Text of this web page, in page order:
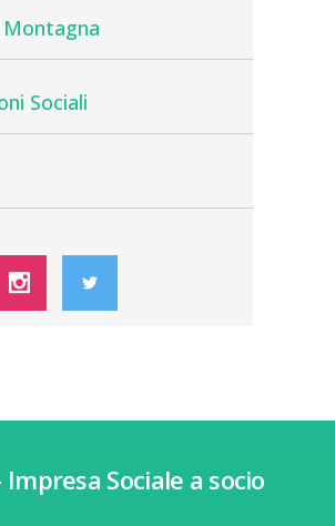
Sociali
Impresa Sociale a socio